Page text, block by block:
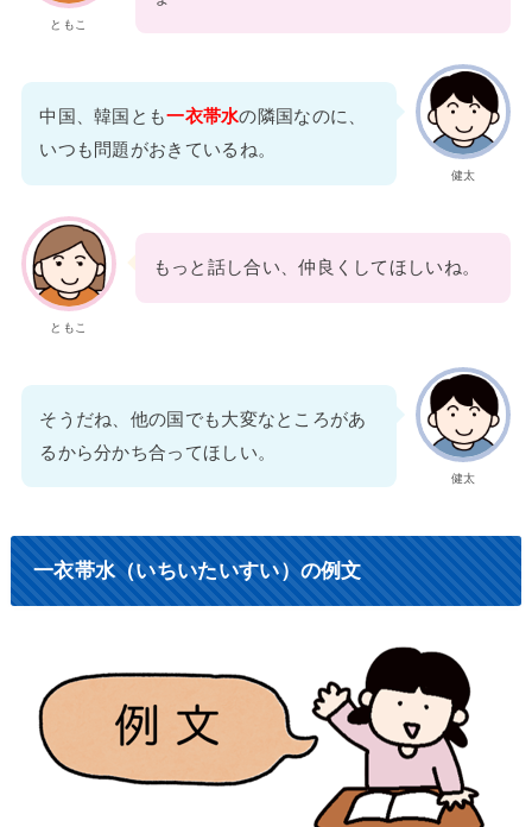
ともこ
健太
中国、韓国とも一衣帯水の隣国なのに、
いつも問題がおきているね。
ともこ
もっと話し合い、仲良くしてほしいね。
健太
そうだね、他の国でも大変なところがあ
るから分かち合ってほしい。
一衣帯水（いちいたいすい）の例文